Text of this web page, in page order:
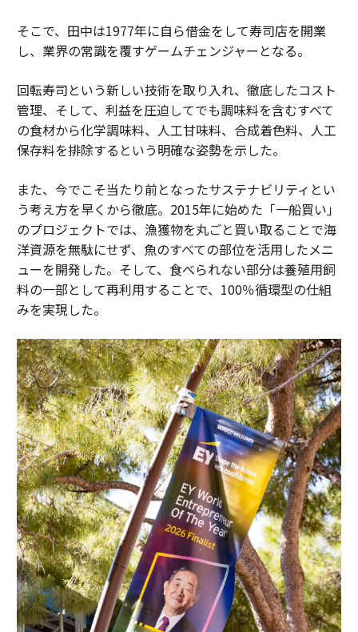
そこで、田中は1977年に自ら借金をして寿司店を開業
し、業界の常識を覆すゲームチェンジャーとなる。
回転寿司という新しい技術を取り入れ、徹底したコスト
管理、そして、利益を圧迫してでも調味料を含むすべて
の食材から化学調味料、人工甘味料、合成着色料、人工
保存料を排除するという明確な姿勢を示した。
また、今でこそ当たり前となったサステナビリティとい
う考え方を早くから徹底。2015年に始めた「一船買い」
のプロジェクトでは、漁獲物を丸ごと買い取ることで海
洋資源を無駄にせず、魚のすべての部位を活用したメニ
ューを開発した。そして、食べられない部分は養殖用飼
料の一部として再利用することで、100％循環型の仕組
みを実現した。